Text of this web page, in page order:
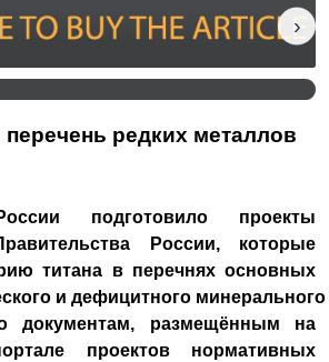
перечень редких металлов
подготовило проекты
России, которые
титана в перечнях основных
и дефицитного минерального
документам, размещённым на
проектов нормативных